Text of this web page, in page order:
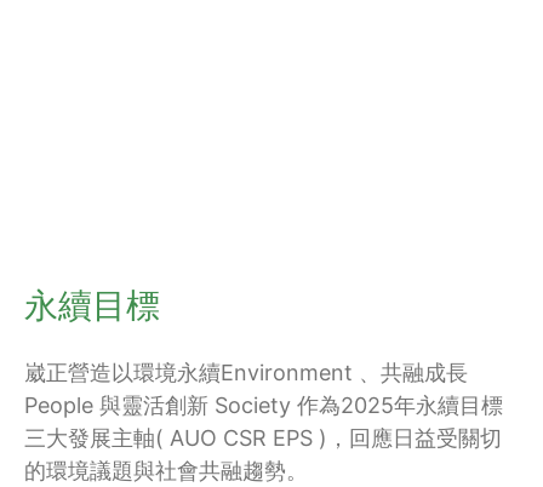
永續目標
崴正營造以環境永續Environment 、共融成長
People 與靈活創新 Society 作為2025年永續目標
三大發展主軸( AUO CSR EPS )，回應日益受關切
的環境議題與社會共融趨勢。